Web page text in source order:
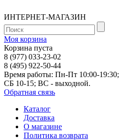
ИНТЕРНЕТ-МАГАЗИН
Моя корзина
Корзина пуста
8 (977) 033-23-02
8 (495) 922-50-44
Время работы: Пн-Пт 10:00-19:30;
СБ 10-15; ВС - выходной.
Обратная связь
Каталог
Доставка
О магазине
Политика возврата